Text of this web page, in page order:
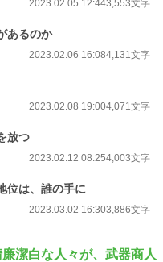
2023.02.05 12:443,553文字
あるのか
2023.02.06 16:084,131文字
2023.02.08 19:004,071文字
放つ
2023.02.12 08:254,003文字
位は、誰の手に
2023.03.02 16:303,886文字
潔白な人々が、武器商人